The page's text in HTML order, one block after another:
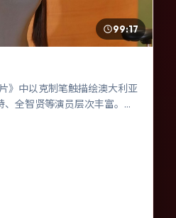
99:17
》中以克制笔触描绘澳大利亚
、全智贤等演员层次丰富。作
缝切入，逐步推向不可逆转
点克制有力。